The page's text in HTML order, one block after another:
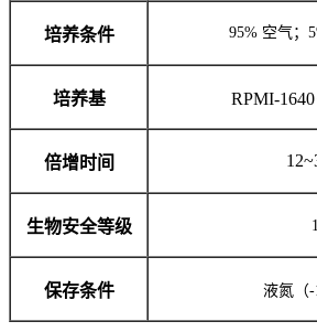
培养条件 95% 空气；
培养基 RPMI-
倍增时间
生物安全等级 1
保存条件 液氮（-